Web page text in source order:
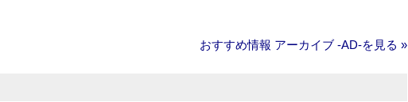
おすすめ情報 アーカイブ ‐AD‐を見る »